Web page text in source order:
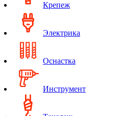
Крепеж
Электрика
Оснастка
Инструмент